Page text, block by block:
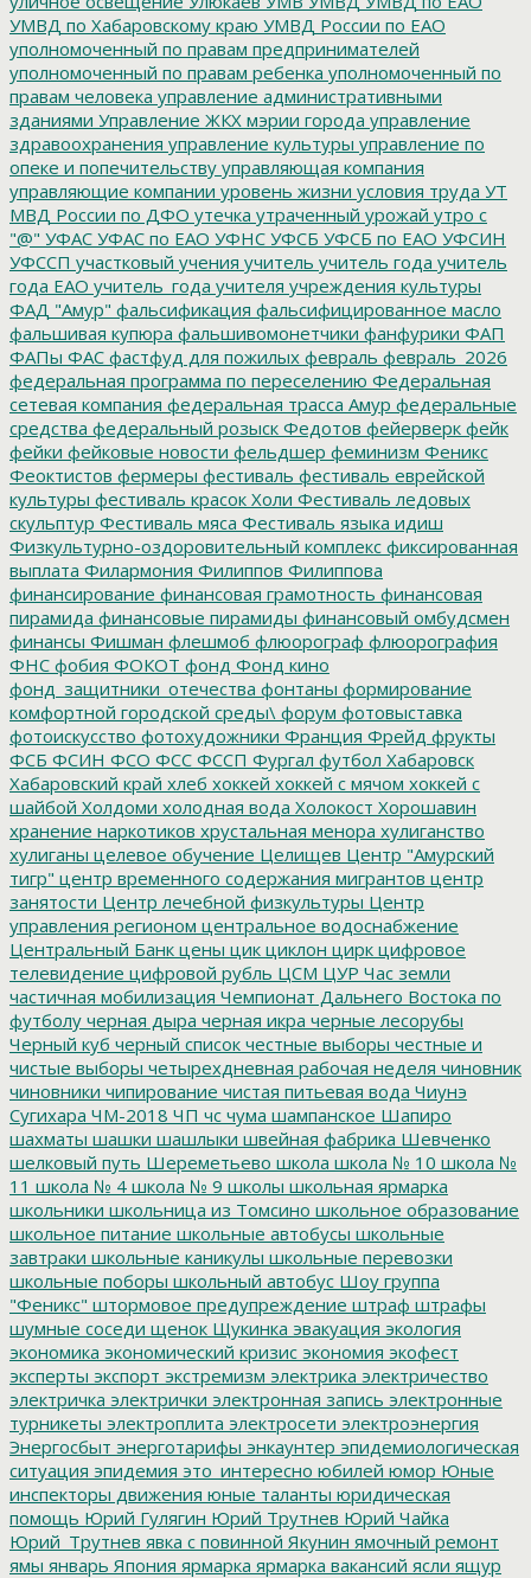
УМВД по Хабаровскому краю УМВД России по ЕАО
уполномоченный по правам предпринимателей
уполномоченный по правам ребенка уполномоченный по
правам человека управление административными
зданиями Управление ЖКХ мэрии города управление
здравоохранения управление культуры управление по
опеке и попечительству управляющая компания
управляющие компании уровень жизни условия труда УТ
МВД России по ДФО утечка утраченный урожай утро с
"@" УФАС УФАС по ЕАО УФНС УФСБ УФСБ по ЕАО УФСИН
УФССП участковый учения учитель учитель года учитель
года ЕАО учитель_года учителя учреждения культуры
ФАД "Амур" фальсификация фальсифицированное масло
фальшивая купюра фальшивомонетчики фанфурики ФАП
ФАПы ФАС фастфуд для пожилых февраль февраль_2026
федеральная программа по переселению Федеральная
сетевая компания федеральная трасса Амур федеральные
средства федеральный розыск Федотов фейерверк фейк
фейки фейковые новости фельдшер феминизм Феникс
Феоктистов фермеры фестиваль фестиваль еврейской
культуры фестиваль красок Холи Фестиваль ледовых
скульптур Фестиваль мяса Фестиваль языка идиш
Физкультурно-оздоровительный комплекс фиксированная
выплата Филармония Филиппов Филиппова
финансирование финансовая грамотность финансовая
пирамида финансовые пирамиды финансовый омбудсмен
финансы Фишман флешмоб флюорограф флюорография
ФНС фобия ФОКОТ фонд Фонд кино
фонд_защитники_отечества фонтаны формирование
комфортной городской среды\ форум фотовыставка
фотоискусство фотохудожники Франция Фрейд фрукты
ФСБ ФСИН ФСО ФСС ФССП Фургал футбол Хабаровск
Хабаровский край хлеб хоккей хоккей с мячом хоккей с
шайбой Холдоми холодная вода Холокост Хорошавин
хранение наркотиков хрустальная менора хулиганство
хулиганы целевое обучение Целищев Центр "Амурский
тигр" центр временного содержания мигрантов центр
занятости Центр лечебной физкультуры Центр
управления регионом центральное водоснабжение
Центральный Банк цены цик циклон цирк цифровое
телевидение цифровой рубль ЦСМ ЦУР Час земли
частичная мобилизация Чемпионат Дальнего Востока по
футболу черная дыра черная икра черные лесорубы
Черный куб черный список честные выборы честные и
чистые выборы четырехдневная рабочая неделя чиновник
чиновники чипирование чистая питьевая вода Чиунэ
Сугихара ЧМ-2018 ЧП чс чума шампанское Шапиро
шахматы шашки шашлыки швейная фабрика Шевченко
шелковый путь Шереметьево школа школа № 10 школа №
11 школа № 4 школа № 9 школы школьная ярмарка
школьники школьница из Томсино школьное образование
школьное питание школьные автобусы школьные
завтраки школьные каникулы школьные перевозки
школьные поборы школьный автобус Шоу группа
"Феникс" штормовое предупреждение штраф штрафы
шумные соседи щенок Щукинка эвакуация экология
экономика экономический кризис экономия экофест
эксперты экспорт экстремизм электрика электричество
электричка электрички электронная запись электронные
турникеты электроплита электросети электроэнергия
Энергосбыт энерготарифы энкаунтер эпидемиологическая
ситуация эпидемия это_интересно юбилей юмор Юные
инспекторы движения юные таланты юридическая
помощь Юрий Гулягин Юрий Трутнев Юрий Чайка
Юрий_Трутнев явка с повинной Якунин ямочный ремонт
ямы январь Япония ярмарка ярмарка вакансий ясли ящур